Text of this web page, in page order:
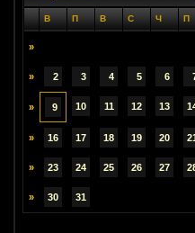
В П В С Ч П
»
» 2 3 4 5 6
» 9 10 11 12 13
» 16 17 18 19 20
» 23 24 25 26 27
» 30 31